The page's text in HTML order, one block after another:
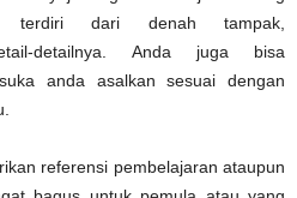
terdiri dari denah tampak,
detailnya. Anda juga bisa
anda asalkan sesuai dengan
referensi pembelajaran ataupun